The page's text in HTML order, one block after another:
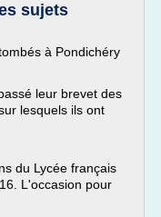
sujets
à Pondichéry
leur brevet des
lesquels ils ont
du Lycée français
L'occasion pour